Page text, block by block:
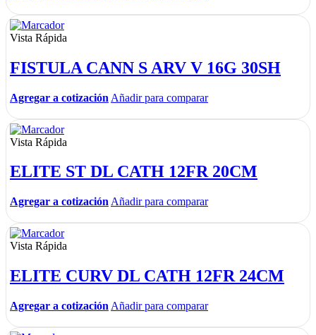
Vista Rápida
FISTULA CANN S ARV V 16G 30SH
Agregar a cotización Añadir para comparar
Vista Rápida
ELITE ST DL CATH 12FR 20CM
Agregar a cotización Añadir para comparar
Vista Rápida
ELITE CURV DL CATH 12FR 24CM
Agregar a cotización Añadir para comparar